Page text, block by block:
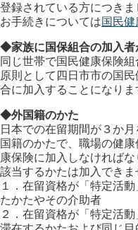
登録されている方につきま
お手続きについては国民
◆家族に国保組合の加入者
同じ世帯で国民健康保険
原則として四日市市の国
合に加入することになりま
◆外国籍のかた
日本での在留期間が３か
国籍のかたで、職場の健
康保険に加入しなければ
該当するかたは加入できま
１．在留資格が「特定活
たかたやその介助者
２．在留資格が「特定活